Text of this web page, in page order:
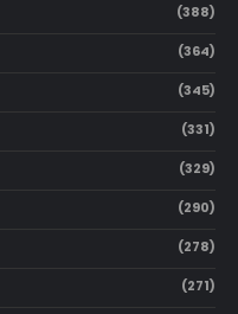
(388)
(364)
(345)
(331)
(329)
(290)
(278)
(271)